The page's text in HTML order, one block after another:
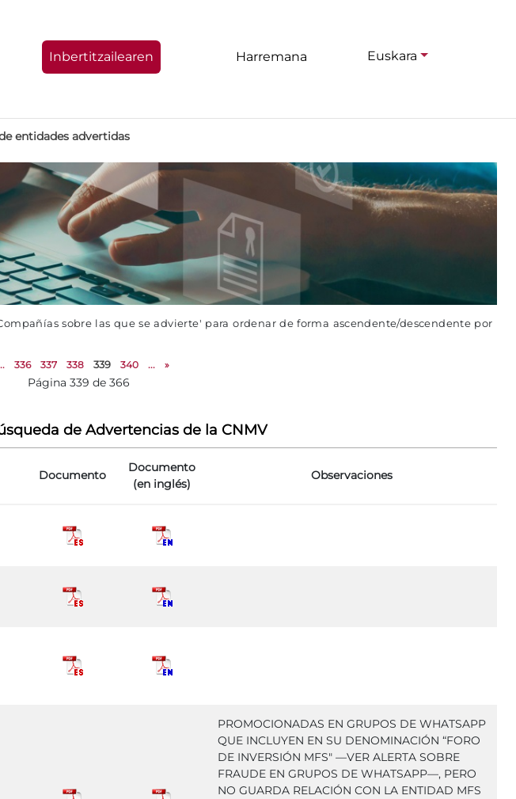
Inbertitzailearen Harremana Euskara
entidades advertidas
sobre las que se advierte' para ordenar de forma ascendente/descendente por
336 337 338 339 340 ... »
Página 339 de 366
de Advertencias de la CNMV
Documento
Documento
(en inglés)
Observaciones
PROMOCIONADAS EN GRUPOS DE WHATSAPP
QUE INCLUYEN EN SU DENOMINACIÓN “FORO
DE INVERSIÓN MFS" —VER ALERTA SOBRE
FRAUDE EN GRUPOS DE WHATSAPP—, PERO
NO GUARDA RELACIÓN CON LA ENTIDAD MFS